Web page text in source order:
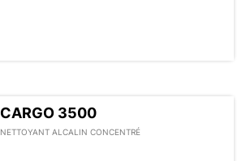
CARGO 3500
NETTOYANT ALCALIN CONCENTRÉ